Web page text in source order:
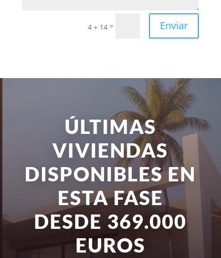
4 + 14 = Enviar
ÚLTIMAS
VIVIENDAS
DISPONIBLES EN
ESTA FASE
DESDE 369.000
EUROS